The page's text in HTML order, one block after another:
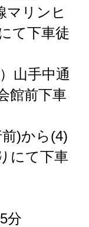
マリンヒ
て下車徒
山手中通
館前下車
)から(4)
にて下車
分